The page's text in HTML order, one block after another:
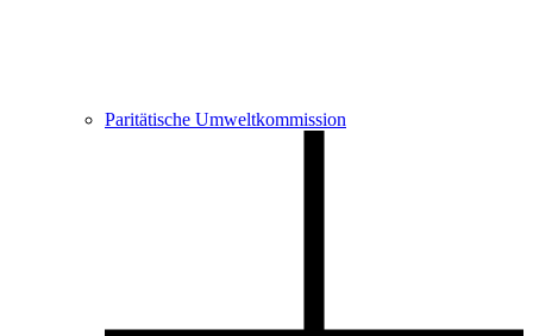
Paritätische Umweltkommission